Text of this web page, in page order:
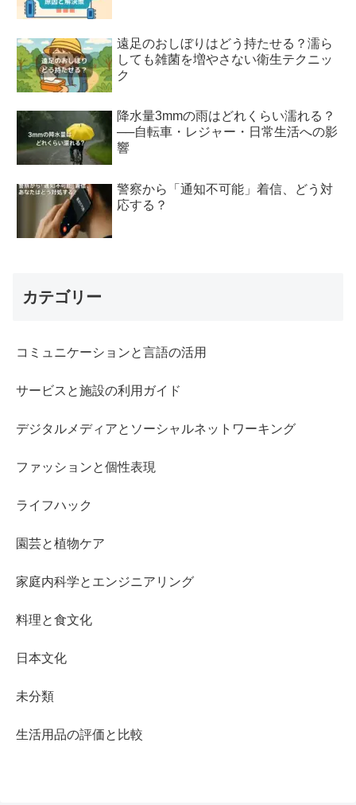
遠足のおしぼりはどう持たせる？濡ら
しても雑菌を増やさない衛生テクニッ
ク
降水量3mmの雨はどれくらい濡れる？
──自転車・レジャー・日常生活への影
響
警察から「通知不可能」着信、どう対
応する？
カテゴリー
コミュニケーションと言語の活用
サービスと施設の利用ガイド
デジタルメディアとソーシャルネットワーキング
ファッションと個性表現
ライフハック
園芸と植物ケア
家庭内科学とエンジニアリング
料理と食文化
日本文化
未分類
生活用品の評価と比較